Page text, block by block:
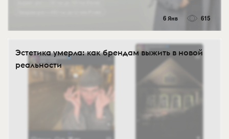
6 Янв 615
Эстетика умерла: как брендам выжить в новой
реальности